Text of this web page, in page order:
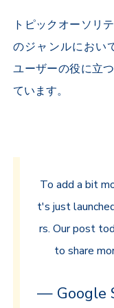
トピックオーソリ
のジャンルにおい
ユーザーの役に立
ています。
To add a bit
t's just
rs. Our post
to share
— Google